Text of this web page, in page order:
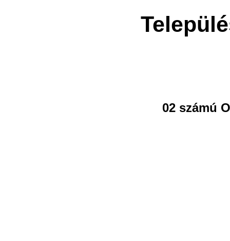
02 számú